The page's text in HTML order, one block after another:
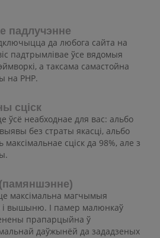
падлучэнне
да любога сайта на
падтрымлівае ўсе вядомыя
а таксама самастойна
на PHP.
сціск
ўсё неабходнае для вас: альбо
без страты якасці, альбо
сціск да 98%, але з
максімальна магчымыя
вышыню. І памер малюнкаў
прапарцыйна ў
даўжынёй да зададзеных